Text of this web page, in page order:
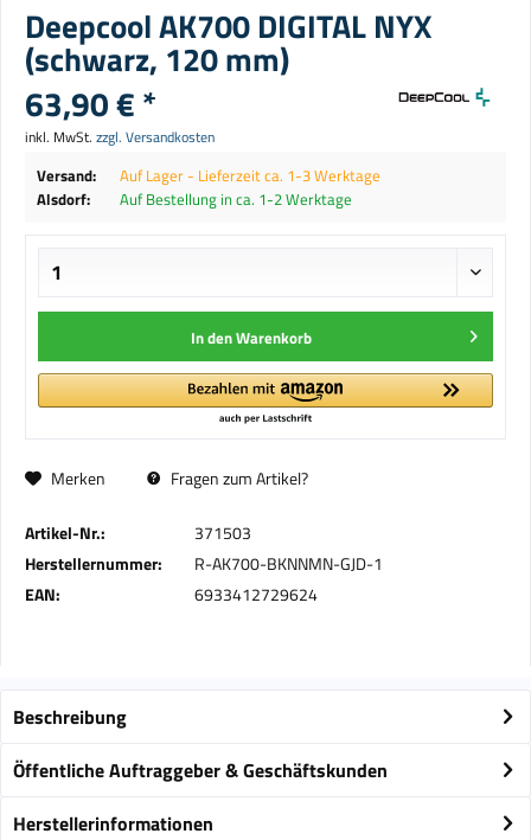
Deepcool AK700 DIGITAL NYX
(schwarz, 120 mm)
63,90 € *
inkl. MwSt. zzgl. Versandkosten
Versand:
Auf Lager - Lieferzeit ca. 1-3 Werktage
Alsdorf:
Auf Bestellung in ca. 1-2 Werktage
In denWarenkorb
Merken Fragen zum Artikel?
Artikel-Nr.:
371503
Herstellernummer:
R-AK700-BKNNMN-GJD-1
EAN:
6933412729624
Beschreibung
Öffentliche Auftraggeber & Geschäftskunden
Herstellerinformationen